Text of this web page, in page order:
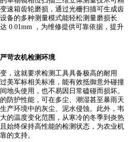
速箱齿轮磨损，通过光栅扫描可生成齿
备的多种测量模式能轻松测量磨损长
0.01mm ，为维修提供可靠依据，提升
苛农机检测环境
，这就要求检测工具具备极高的耐用
美军标相关标准，能有效抵御意外碰撞
地头使用，也不易因日常磕碰而损坏。
防护性能，可在多尘、潮湿甚至暴雨天
产环境中的灰尘、泥水侵蚀。此外，韦
的温度变化范围，从寒冷的冬季到炎热
始终保持高性能的检测状态，为农业机
的支持。